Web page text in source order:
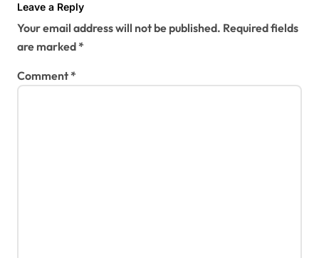
i
o
n
Leave a Reply
Your email address will not be published. Required fields
are marked*
Comment*